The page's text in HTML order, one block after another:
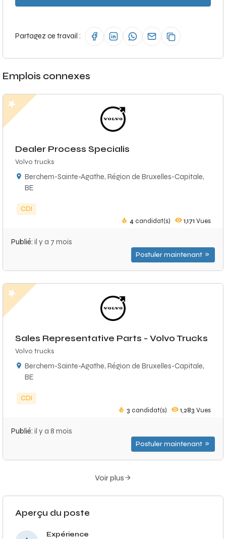
Partagez ce travail :
Emplois connexes
Dealer Process Specialis
Volvo trucks
Berchem-Sainte-Agathe, Région de Bruxelles-Capitale,
BE
CDI
4 candidat(s) 1,171 Vues
Publié: il y a 7 mois
Postuler maintenant
Sales Representative Parts - Volvo Trucks
Volvo trucks
Berchem-Sainte-Agathe, Région de Bruxelles-Capitale,
BE
CDI
3 candidat(s) 1,283 Vues
Publié: il y a 8 mois
Postuler maintenant
Voir plus
Aperçu du poste
Expérience